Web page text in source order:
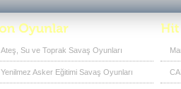
Ateş, Su ve Toprak Savaş Oyunları
Yenilmez Asker Eğitimi Savaş Oyunları